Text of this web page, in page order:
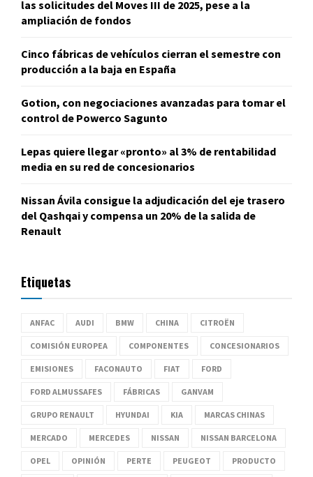
las solicitudes del Moves III de 2025, pese a la
ampliación de fondos
Cinco fábricas de vehículos cierran el semestre con
producción a la baja en España
Gotion, con negociaciones avanzadas para tomar el
control de Powerco Sagunto
Lepas quiere llegar «pronto» al 3% de rentabilidad
media en su red de concesionarios
Nissan Ávila consigue la adjudicación del eje trasero
del Qashqai y compensa un 20% de la salida de
Renault
Etiquetas
ANFAC AUDI BMW CHINA CITROËN
COMISIÓN EUROPEA COMPONENTES CONCESIONARIOS
EMISIONES FACONAUTO FIAT FORD
FORD ALMUSSAFES FÁBRICAS GANVAM
GRUPO RENAULT HYUNDAI KIA MARCAS CHINAS
MERCADO MERCEDES NISSAN NISSAN BARCELONA
OPEL OPINIÓN PERTE PEUGEOT PRODUCTO